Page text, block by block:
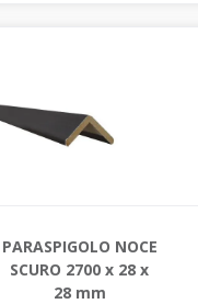
PARASPIGOLO NOCE
SCURO 2700 x 28 x
28 mm